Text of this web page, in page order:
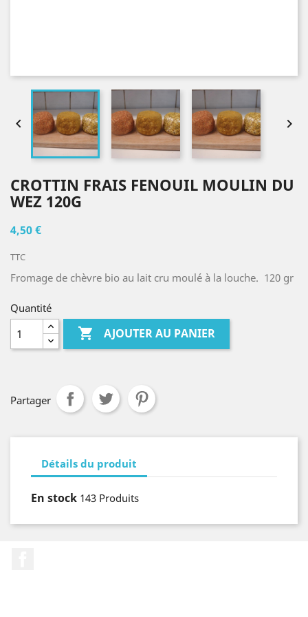
 
CROTTIN FRAIS FENOUIL MOULIN DU
WEZ 120G
4,50 €
TTC
Fromage de chèvre bio au lait cru moulé à la louche. 120 gr
Quantité
 AJOUTER AU PANIER
Partager
Détails du produit
En stock 143 Produits